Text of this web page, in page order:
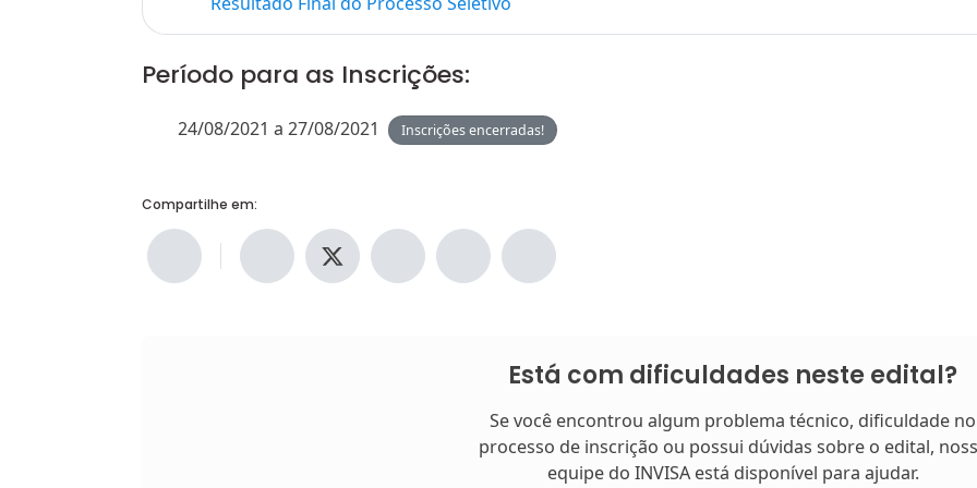
Período para as Inscrições:
24/08/2021 a 27/08/2021 Inscrições encerradas!
Compartilhe em:
Está com dificuldades neste edital?
Se você encontrou algum problema técnico, dificuldade no
processo de inscrição ou possui dúvidas sobre o edital,
equipe do INVISA está disponível para ajudar.